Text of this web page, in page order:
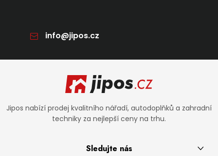
info@jipos.cz
Jipos nabízí prodej kvalitního nářadí, autodoplňků a zahradní
techniky za nejlepší ceny na trhu.
Sledujte nás